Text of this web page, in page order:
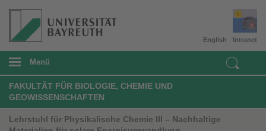
Intranet
English
Menü
FAKULTÄT FÜR BIOLOGIE, CHEMIE UND
GEOWISSENSCHAFTEN
Lehrstuhl für Physikalische Chemie III – Nachhaltige